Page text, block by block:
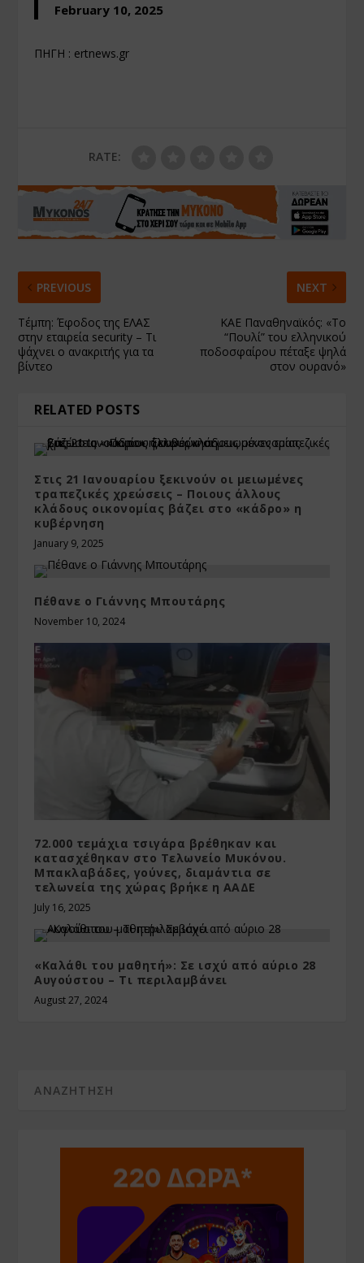
February 10, 2025
ΠΗΓΗ : ertnews.gr
RATE:
PREVIOUS
Τέμπη: Έφοδος της ΕΛΑΣ
στην εταιρεία security – Τι
ψάχνει ο ανακριτής για τα
βίντεο
NEXT
ΚΑΕ Παναθηναϊκός: «Το
“Πουλί” του ελληνικού
ποδοσφαίρου πέταξε ψηλά
στον ουρανό»
RELATED POSTS
Στις 21 Ιανουαρίου ξεκινούν οι μειωμένες
τραπεζικές χρεώσεις – Ποιους άλλους
κλάδους οικονομίας βάζει στο «κάδρο» η
κυβέρνηση
January 9, 2025
Πέθανε ο Γιάννης Μπουτάρης
November 10, 2024
72.000 τεμάχια τσιγάρα βρέθηκαν και
κατασχέθηκαν στο Τελωνείο Μυκόνου.
Μπακλαβάδες, γούνες, διαμάντια σε
τελωνεία της χώρας βρήκε η ΑΑΔΕ
July 16, 2025
«Καλάθι του μαθητή»: Σε ισχύ από αύριο 28
Αυγούστου – Τι περιλαμβάνει
August 27, 2024